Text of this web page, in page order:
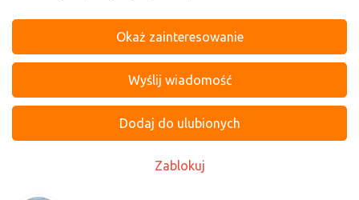
Okaż zainteresowanie
Wyślij wiadomość
Dodaj do ulubionych
Zablokuj